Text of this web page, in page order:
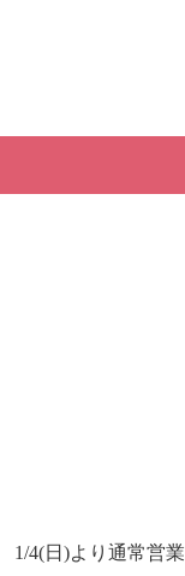
1/4(日 )より通常営業